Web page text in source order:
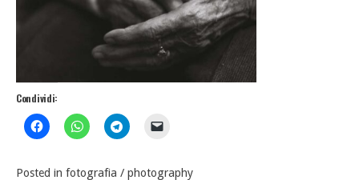
Condividi:
Posted in fotografia / photography